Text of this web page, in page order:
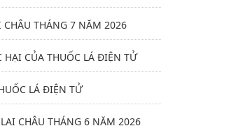
CHÂU THÁNG 7 NĂM 2026
HẠI CỦA THUỐC LÁ ĐIỆN TỬ
LÁ ĐIỆN TỬ
LAI CHÂU THÁNG 6 NĂM 2026